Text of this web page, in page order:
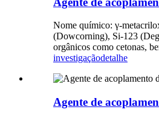
Nome químico: γ-
(Dowcorning), Si-123
orgânicos como cetonas,
investigaçãodetalhe
Agente de